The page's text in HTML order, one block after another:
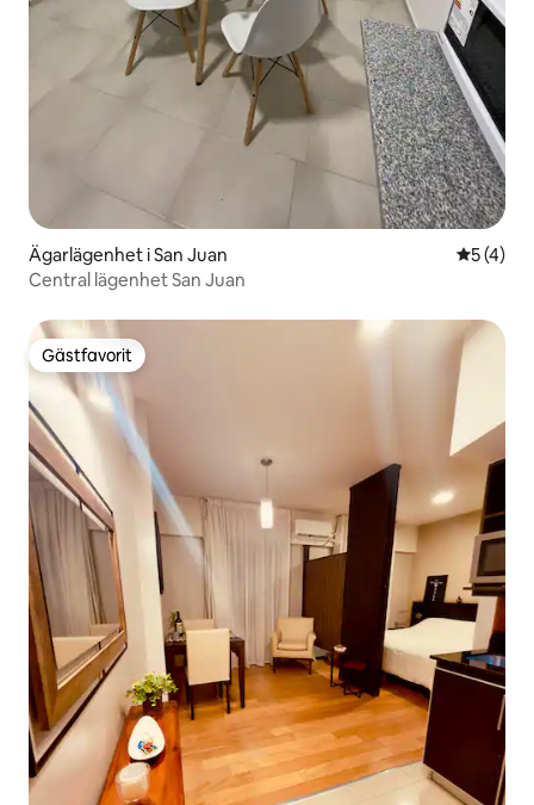
Ägarlägenhet i San Juan 5 av 5 i
5 (4)
Central lägenhet San Juan
Gästfavorit
Gästfavorit